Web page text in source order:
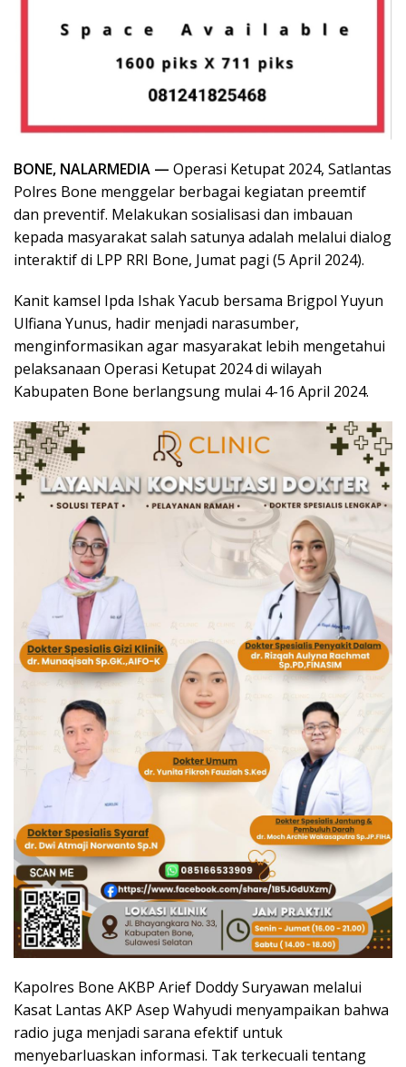
BONE, NALARMEDIA — Operasi Ketupat 2024, Satlantas
Polres Bone menggelar berbagai kegiatan preemtif
dan preventif. Melakukan sosialisasi dan imbauan
kepada masyarakat salah satunya adalah melalui dialog
interaktif di LPP RRI Bone, Jumat pagi (5 April 2024).
Kanit kamsel Ipda Ishak Yacub bersama Brigpol Yuyun
Ulfiana Yunus, hadir menjadi narasumber,
menginformasikan agar masyarakat lebih mengetahui
pelaksanaan Operasi Ketupat 2024 di wilayah
Kabupaten Bone berlangsung mulai 4-16 April 2024.
Kapolres Bone AKBP Arief Doddy Suryawan melalui
Kasat Lantas AKP Asep Wahyudi menyampaikan bahwa
radio juga menjadi sarana efektif untuk
menyebarluaskan informasi. Tak terkecuali tentang